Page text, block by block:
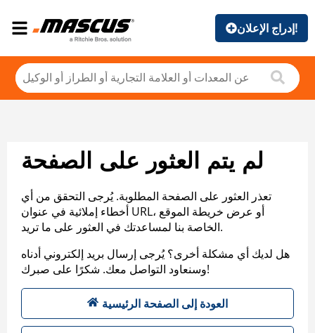
إدراج الإعلان!
لم يتم العثور على الصفحة
تعذر العثور على الصفحة المطلوبة. يُرجى التحقق من أي
أخطاء إملائية في عنوان URL، أو عرض خريطة الموقع
الخاصة بنا لمساعدتك في العثور على ما تريد.
هل لديك أي مشكلة أخرى؟ يُرجى إرسال بريد إلكتروني أدناه
وسنعاود التواصل معك. شكرًا على صبرك!
العودة إلى الصفحة الرئيسية